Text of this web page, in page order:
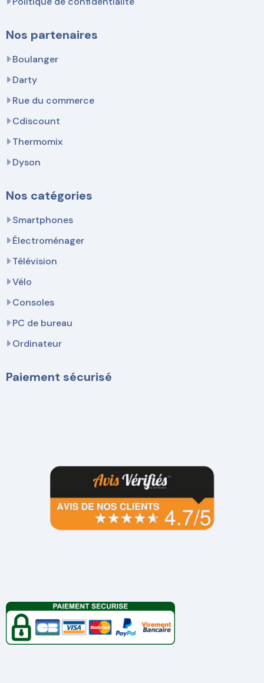
Nos partenaires
Boulanger
Darty
Rue du commerce
Cdiscount
Thermomix
Dyson
Nos catégories
Smartphones
Électroménager
Télévision
Vélo
Consoles
PC de bureau
Ordinateur
Paiement sécurisé